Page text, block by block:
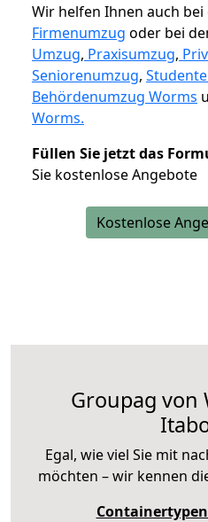
Wir helfen Ihnen auch bei
Firmenumzug oder bei
Umzug, Praxisumzug,
Seniorenumzug,
Behördenumzug Worms
Worms.
Füllen Sie jetzt das
Sie kostenlose Angebote
Kostenlose
Groupag von
Egal, wie viel Sie mit
möchten – wir kennen